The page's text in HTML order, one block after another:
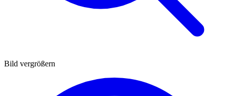
Bild vergrößern